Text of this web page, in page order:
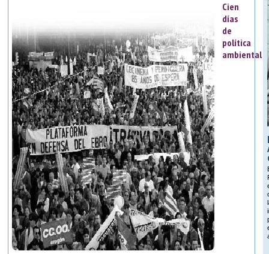
Cien
días
de
política
ambiental